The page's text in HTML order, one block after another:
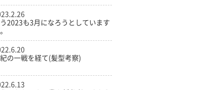
2023も3月になろうとしています
の一戦を経て(髪型考察)